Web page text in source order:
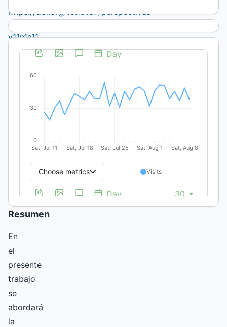
https://doi.org/10.19137/perspectivas-
2021-
v11n1a11
Palabras
Ciencias
Económicas,
Público,
Interdisciplinariedad,
Jerarquización
Resumen
En
el
presente
trabajo
se
abordará
la